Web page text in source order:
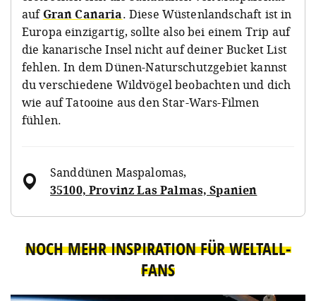
auf Gran Canaria. Diese Wüstenlandschaft ist in
Europa einzigartig, sollte also bei einem Trip auf
die kanarische Insel nicht auf deiner Bucket List
fehlen. In dem Dünen-Naturschutzgebiet kannst
du verschiedene Wildvögel beobachten und dich
wie auf Tatooine aus den Star-Wars-Filmen
fühlen.
Sanddünen Maspalomas,
35100, Provinz Las Palmas, Spanien
NOCH MEHR INSPIRATION FÜR WELTALL-
FANS